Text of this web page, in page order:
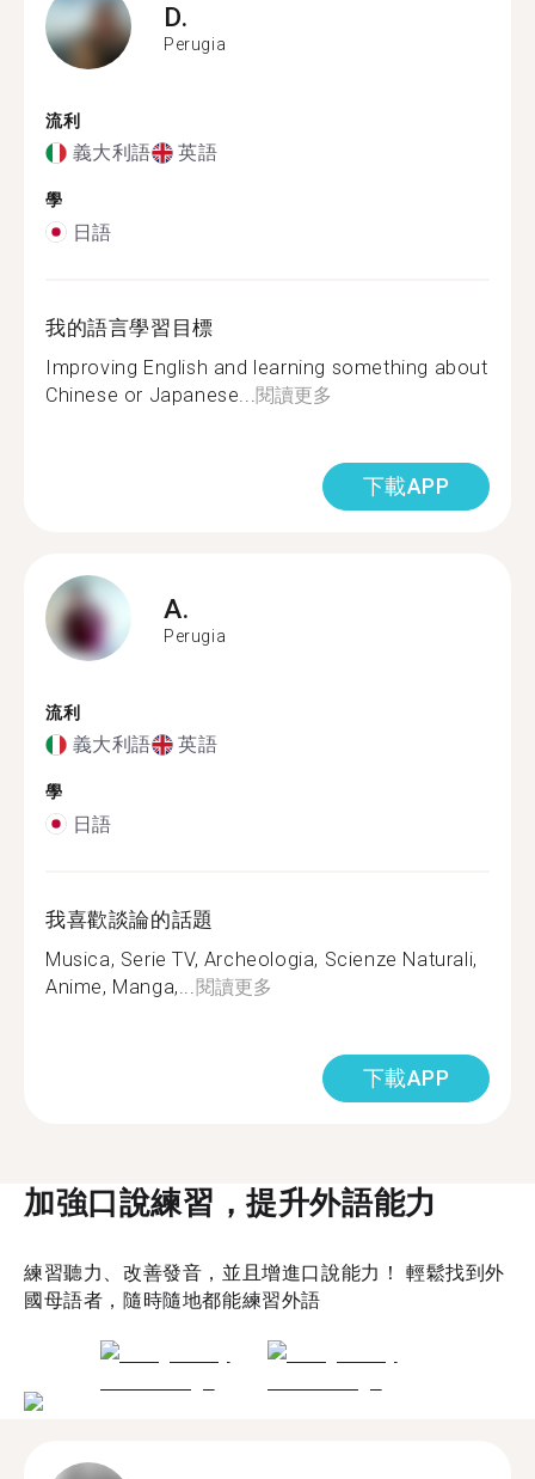
D.
Perugia
流利
義大利語 英語
學
日語
我的語言學習目標
Improving English and learning something about
Chinese or Japanese... 閱讀更多
下載APP
A.
Perugia
流利
義大利語 英語
學
日語
我喜歡談論的話題
Musica, Serie TV, Archeologia, Scienze Naturali,
Anime, Manga,... 閱讀更多
下載APP
加強口說練習，提升外語能力
練習聽力、改善發音，並且增進口說能力！ 輕鬆找到外
國母語者，隨時隨地都能練習外語